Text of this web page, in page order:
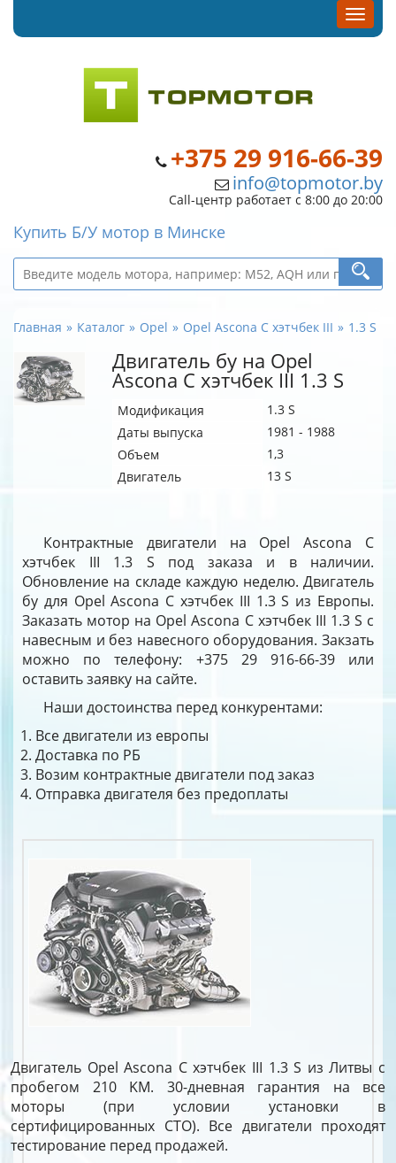
+375 29 916-66-39
info@topmotor.by
Call-центр работает с 8:00 до 20:00
Купить Б/У мотор в Минске
Главная Каталог Opel Opel Ascona C хэтчбек III 1.3 S
Двигатель бу на Opel
Ascona C хэтчбек III 1.3 S
Модификация
1.3 S
Даты выпуска
1981 - 1988
Объем
1,3
Двигатель
13 S
Контрактные двигатели на Opel Ascona C
хэтчбек III 1.3 S под заказа и в наличии.
Обновление на складе каждую неделю. Двигатель
бу для Opel Ascona C хэтчбек III 1.3 S из Европы.
Заказать мотор на Opel Ascona C хэтчбек III 1.3 S с
навесным и без навесного оборудования. Закзать
можно по телефону: +375 29 916-66-39 или
оставить заявку на сайте.
Наши достоинства перед конкурентами:
Все двигатели из европы
Доставка по РБ
Возим контрактные двигатели под заказ
Отправка двигателя без предоплаты
Двигатель Opel Ascona C хэтчбек III 1.3 S из Литвы с
пробегом 210 KM. 30-дневная гарантия на все
моторы (при условии установки в
сертифицированных СТО). Все двигатели проходят
тестирование перед продажей.